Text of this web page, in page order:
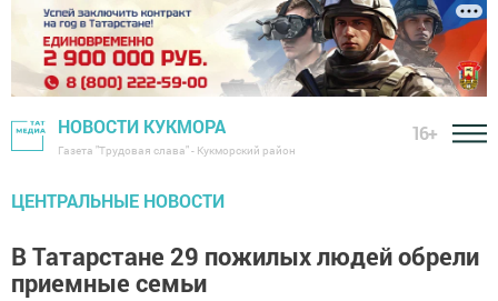
НОВОСТИ КУКМОРА
Газета "Трудовая слава" - Кукморский район
16+
ЦЕНТРАЛЬНЫЕ НОВОСТИ
В Татарстане 29 пожилых людей обрели
приемные семьи